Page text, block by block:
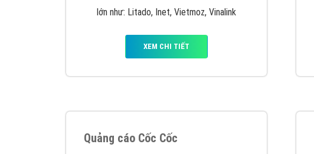
lớn như: Litado, Inet, Vietmoz, Vinalink
XEM CHI TIẾT
Quảng cáo Cốc Cốc